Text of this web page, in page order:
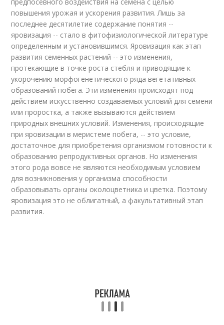
повышения урожая и ускорения развития. Лишь за
последнее десятилетие содержание понятия --
яровизация -- стало в фитофизиологической литературе
определенным и установившимся. Яровизация как этап
развития семенных растений -- это изменения,
протекающие в точке роста стебля и приводящие к
укорочению морфогенетического ряда вегетативных
образований побега. Эти изменения происходят под
действием искусственно создаваемых условий для семени
или проростка, а также вызываются действием
природных внешних условий. Изменения, происходящие
при яровизации в меристеме побега, -- это условие,
достаточное для приобретения организмом готовности к
образованию репродуктивных органов. Но изменения
этого рода вовсе не являются необходимым условием
для возникновения у организма способности
образовывать органы околоцветника и цветка. Поэтому
яровизация это не облигатный, а факультативный этап
развития.